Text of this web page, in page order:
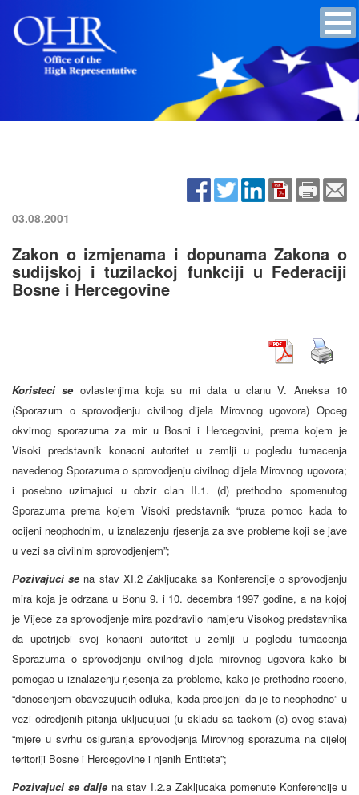
03.08.2001
Zakon o izmjenama i dopunama Zakona o
sudijskoj i tuzilackoj funkciji u Federaciji
Bosne i Hercegovine
Koristeci se ovlastenjima koja su mi data u clanu V. Aneksa 10
(Sporazum o sprovodjenju civilnog dijela Mirovnog ugovora) Opceg
okvirnog sporazuma za mir u Bosni i Hercegovini, prema kojem je
Visoki predstavnik konacni autoritet u zemlji u pogledu tumacenja
navedenog Sporazuma o sprovodjenju civilnog dijela Mirovnog ugovora;
i posebno uzimajuci u obzir clan II.1. (d) prethodno spomenutog
Sporazuma prema kojem Visoki predstavnik “pruza pomoc kada to
ocijeni neophodnim, u iznalazenju rjesenja za sve probleme koji se jave
u vezi sa civilnim sprovodjenjem”;
Pozivajuci se na stav XI.2 Zakljucaka sa Konferencije o sprovodjenju
mira koja je odrzana u Bonu 9. i 10. decembra 1997 godine, a na kojoj
je Vijece za sprovodjenje mira pozdravilo namjeru Visokog predstavnika
da upotrijebi svoj konacni autoritet u zemlji u pogledu tumacenja
Sporazuma o sprovodjenju civilnog dijela mirovnog ugovora kako bi
pomogao u iznalazenju rjesenja za probleme, kako je prethodno receno,
“donosenjem obavezujucih odluka, kada procijeni da je to neophodno” u
vezi odredjenih pitanja ukljucujuci (u skladu sa tackom (c) ovog stava)
“mjere u svrhu osiguranja sprovodjenja Mirovnog sporazuma na cijeloj
teritoriji Bosne i Hercegovine i njenih Entiteta”;
Pozivajuci se dalje na stav I.2.a Zakljucaka pomenute Konferencije u